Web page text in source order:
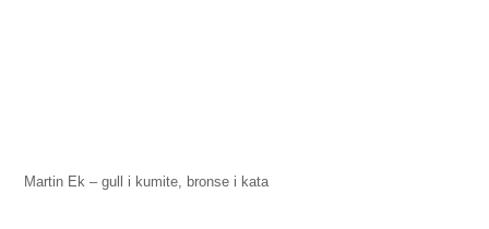
Martin Ek – gull i kumite, bronse i kata